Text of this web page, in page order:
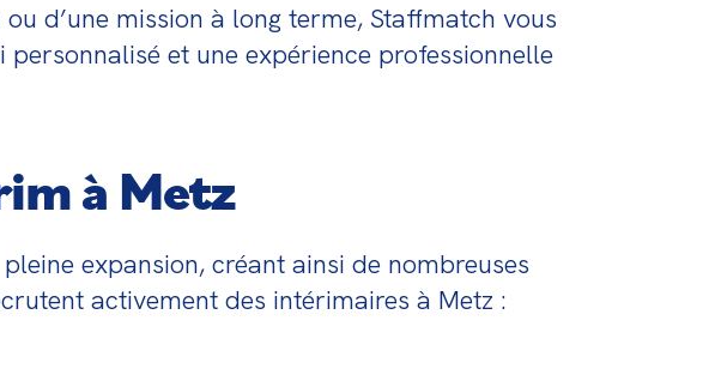
d’une mission à long terme, Staffmatch vous
et une expérience professionnelle
à Metz
expansion, créant ainsi de nombreuses
activement des intérimaires à Metz :